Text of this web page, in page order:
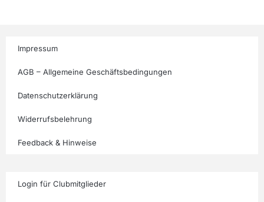
Impressum
AGB – Allgemeine Geschäftsbedingungen
Datenschutzerklärung
Widerrufsbelehrung
Feedback & Hinweise
Login für Clubmitglieder